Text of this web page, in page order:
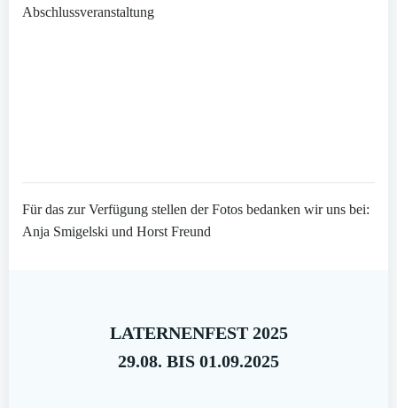
Abschlussveranstaltung
Für das zur Verfügung stellen der Fotos bedanken wir uns bei:
Anja Smigelski und Horst Freund
LATERNENFEST 2025
29.08. BIS 01.09.2025